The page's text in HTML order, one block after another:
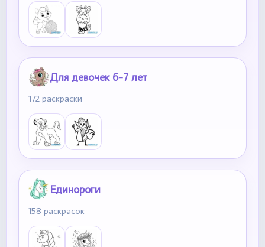
Для девочек 6-7 лет
172 раскраски
Единороги
158 раскрасок